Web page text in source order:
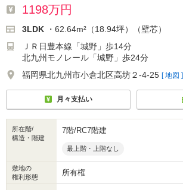
1198万円
3LDK
・62.64m²（18.94坪）（壁芯）
ＪＲ日豊本線「城野」歩14分
北九州モノレール「城野」歩24分
福岡県北九州市小倉北区高坊２-4-25 [ 地図 ]
月々支払い
所在階/
構造・階建
7階/RC7階建
最上階・上階なし
敷地の
権利形態
所有権